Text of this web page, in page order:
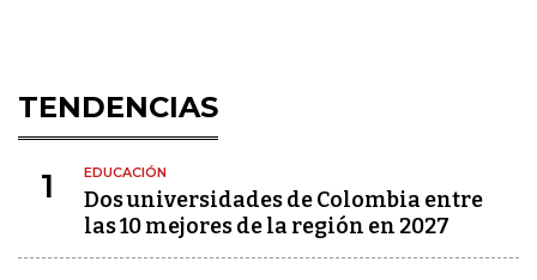
TENDENCIAS
1 EDUCACIÓN
Dos universidades de Colombia entre
las 10 mejores de la región en 2027